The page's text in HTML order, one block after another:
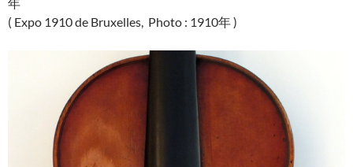
年
( Expo 1910 de Bruxelles, Photo : 1910年 )